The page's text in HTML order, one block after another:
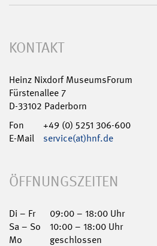
KONTAKT
Heinz Nixdorf MuseumsForum
Fürstenallee 7
D-33102 Paderborn
Fon
+49 (0) 5251 306-600
E-Mail
service(at)hnf.de
ÖFFNUNGSZEITEN
Di – Fr
09:00 – 18:00 Uhr
Sa – So
10:00 – 18:00 Uhr
Mo
geschlossen